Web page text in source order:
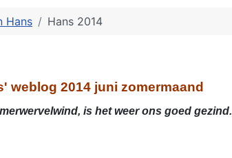
Hans Hans 2014
weblog 2014 juni zomermaand
is het weer ons goed gezind.